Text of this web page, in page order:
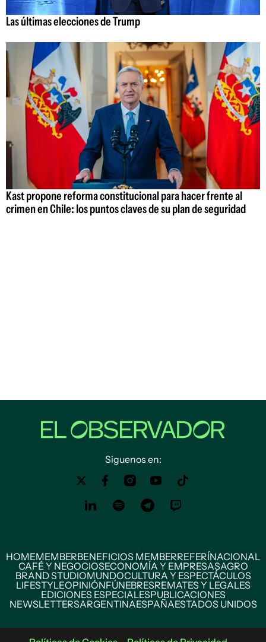
Las últimas elecciones de Trump
Kast propone reforma constitucional para hacer frente al
crimen en Chile: los puntos claves de su plan de seguridad
Siguenos en:
HOMEMEMBERBENEFICIOS MEMBERREFERÍNACIONAL
CAFÉ Y NEGOCIOSECONOMÍA Y EMPRESASAGRO
BRAND STUDIOMUNDOCULTURA Y ESPECTÁCULOS
LIFESTYLEOPINIÓNFÚNEBRESREMATES Y LEGALES
EDICIONES ESPECIALESPUBLICACIONES
NEWSLETTERSARGENTINAESPAÑAESTADOS UNIDOS